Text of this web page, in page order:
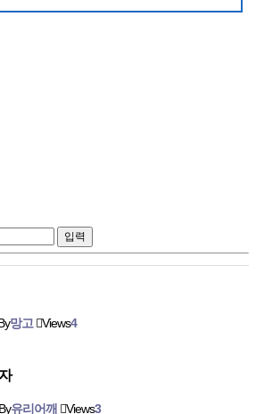
망고 Views4
By유리어깨 Views3